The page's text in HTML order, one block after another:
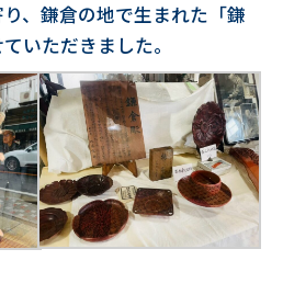
り、鎌倉の地で生まれた「鎌
いただきました。